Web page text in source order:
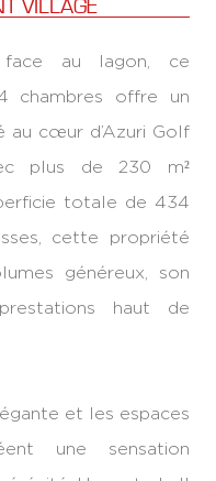
VILLAGE
au lagon, ce
chambres offre un
au cœur d’Azuri Golf
plus de 230 m²
totale de 434
cette propriété
généreux, son
haut de
et les espaces
une sensation